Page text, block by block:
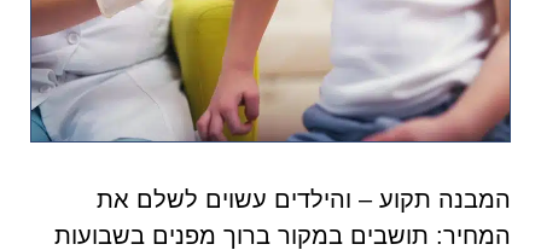
המבנה תקוע – והילדים עשוים לשלם את
המחיר: תושבים במקור ברוך מפנים בשבועות